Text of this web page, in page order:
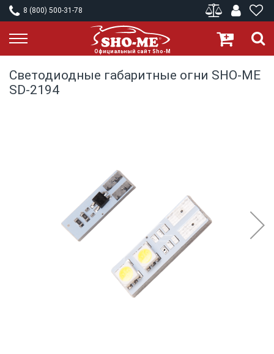
8 (800) 500-31-78
Светодиодные габаритные огни SHO-ME
SD-2194